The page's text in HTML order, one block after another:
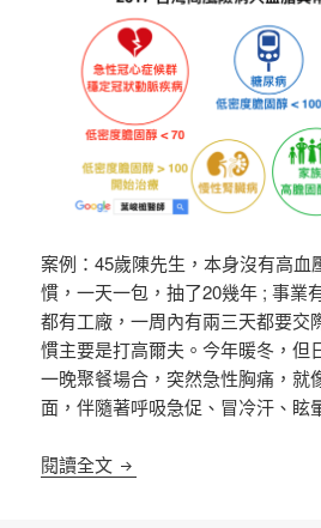
案例：45歲陳先生，本身沒有高血
慣，一天一包，抽了20幾年 ; 事業
都有工廠，一周內有兩三天都要交
慣主要是打高爾夫。今年暖冬，但
一晚聚餐場合，突然急性胸痛，就
面，伴隨著呼吸急促、冒冷汗、眩
閱讀全文 2017 台灣高風險病人血